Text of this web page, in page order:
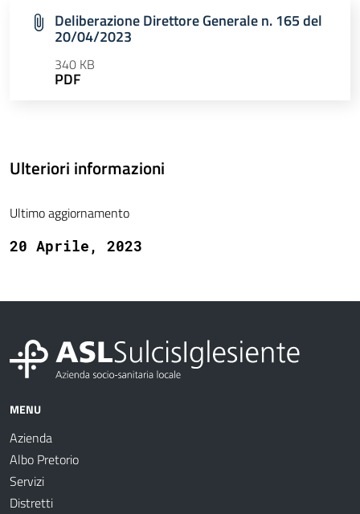
Deliberazione Direttore Generale n. 165 del
20/04/2023
340 KB
PDF
Ulteriori informazioni
Ultimo aggiornamento
20 Aprile, 2023
MENU
Azienda
Albo Pretorio
Servizi
Distretti